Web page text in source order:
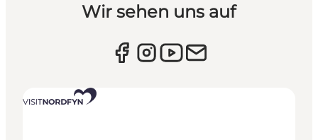
Wir sehen uns auf